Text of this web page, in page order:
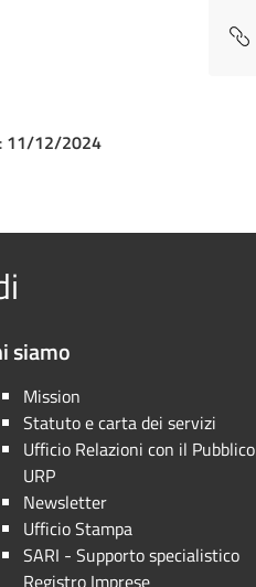
11/12/2024
siamo
Mission
Statuto e carta dei servizi
Ufficio Relazioni con il
URP
Newsletter
Ufficio Stampa
SARI - Supporto specialistico
Registro Imprese